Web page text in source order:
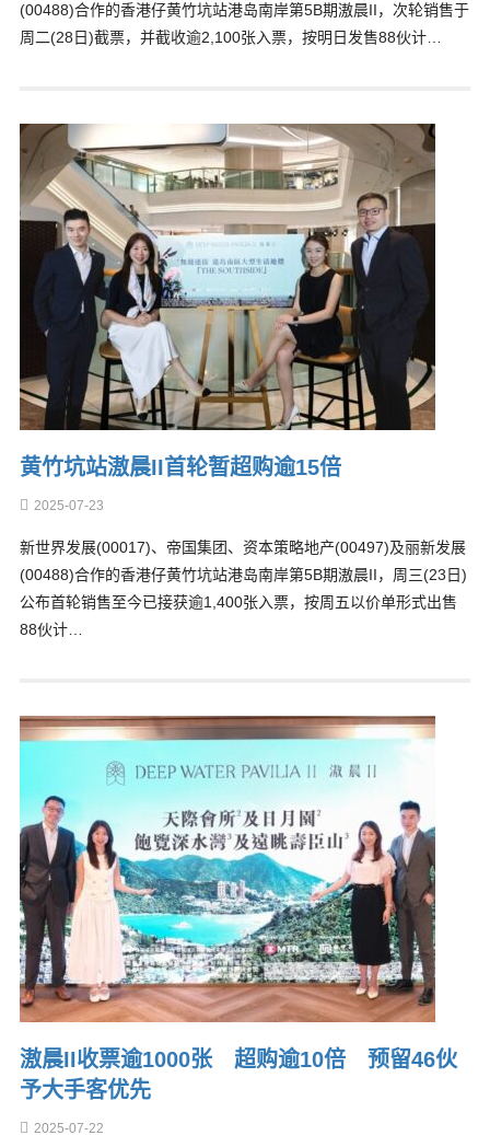
(00488)合作的香港仔黄竹坑站港岛南岸第5B期滶晨II，次轮销售于
周二(28日)截票，并截收逾2,100张入票，按明日发售88伙计…
黄竹坑站滶晨II首轮暂超购逾15倍
2025-07-23
新世界发展(00017)、帝国集团、资本策略地产(00497)及丽新发展
(00488)合作的香港仔黄竹坑站港岛南岸第5B期滶晨II，周三(23日)
公布首轮销售至今已接获逾1,400张入票，按周五以价单形式出售
88伙计…
滶晨II收票逾1000张 超购逾10倍 预留46伙
予大手客优先
2025-07-22